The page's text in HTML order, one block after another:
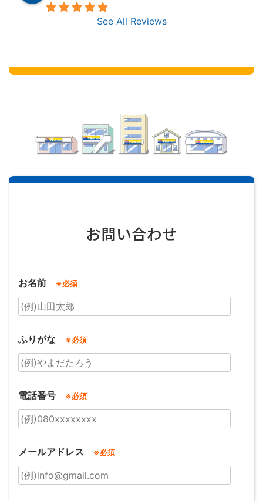
See All Reviews
お問い合わせ
お名前 ※必須
ふりがな ※必須
電話番号 ※必須
メールアドレス ※必須